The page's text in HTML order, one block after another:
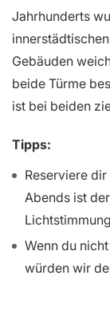
Jahrhunderts
Gebäuden
beide Türme
ist bei beiden
Tipps:
Reserviere
Abends ist
Wenn du
würden wir